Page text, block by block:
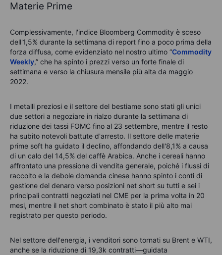
Materie Prime
Complessivamente, l'indice Bloomberg Commodity è sceso
dell'1,5% durante la settimana di report fino a poco prima della
forza diffusa, come evidenziato nel nostro ultimo “Commodity
Weekly,” che ha spinto i prezzi verso un forte finale di
settimana e verso la chiusura mensile più alta da maggio
2022.
I metalli preziosi e il settore del bestiame sono stati gli unici
due settori a negoziare in rialzo durante la settimana di
riduzione dei tassi FOMC fino al 23 settembre, mentre il resto
ha subito notevoli battute d'arresto. Il settore delle materie
prime soft ha guidato il declino, affondando dell'8,1% a causa
di un calo del 14,5% del caffè Arabica. Anche i cereali hanno
affrontato una pressione di vendita generale, poiché i flussi di
raccolto e la debole domanda cinese hanno spinto i conti di
gestione del denaro verso posizioni net short su tutti e sei i
principali contratti negoziati nel CME per la prima volta in 20
mesi, mentre il net short combinato è stato il più alto mai
registrato per questo periodo.
Nel settore dell'energia, i venditori sono tornati su Brent e WTI,
anche se la riduzione di 19,3k contratti—guidata